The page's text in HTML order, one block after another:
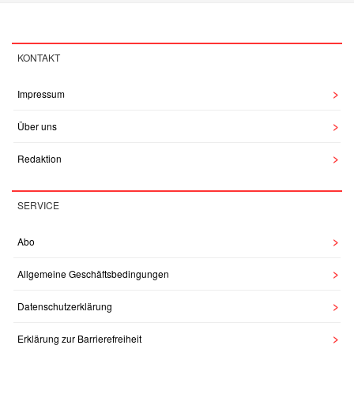
KONTAKT
Impressum
Über uns
Redaktion
SERVICE
Abo
Allgemeine Geschäftsbedingungen
Datenschutzerklärung
Erklärung zur Barrierefreiheit